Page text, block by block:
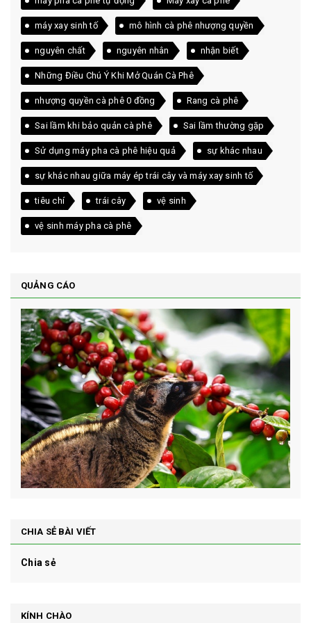
máy xay sinh tố mô hình cà phê nhượng quyền
nguyên chất nguyên nhân nhận biết
Những Điều Chú Ý Khi Mở Quán Cà Phê
nhượng quyền cà phê 0 đồng Rang cà phê
Sai lầm khi bảo quản cà phê Sai lầm thường gặp
Sử dụng máy pha cà phê hiệu quả sự khác nhau
sự khác nhau giữa máy ép trái cây và máy xay sinh tố
tiêu chí trái cây vệ sinh
vệ sinh máy pha cà phê
QUẢNG CÁO
CHIA SẺ BÀI VIẾT
Chia sẻ
KÍNH CHÀO